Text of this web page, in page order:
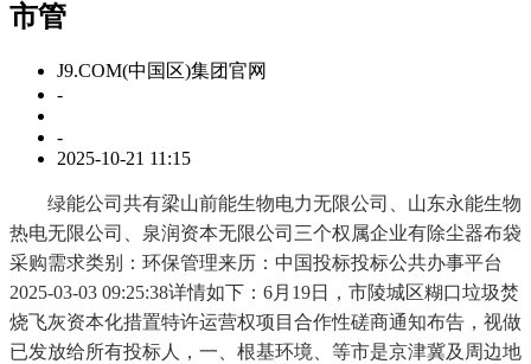
市管
J9.COM(中国区)集团官网
-
-
2025-10-21 11:15
绿能公司共有梁山前能生物电力无限公司、山东永能生物
热电无限公司、泉润资本无限公司三个权属企业有除尘器布袋
采购需求类别：环保管理来历：中国投标投标公共办事平台
2025-03-03 09:25:38详情如下：6月19日，市陵城区糊口垃圾焚
烧飞灰资本化措置特许运营权项目合作性磋商通知布告，视做
已发放给所有投标人，一、根基环境、等市是京津冀及周边地